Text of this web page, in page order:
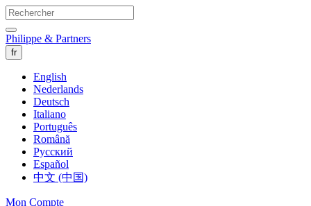
Philippe & Partners
fr
English
Nederlands
Deutsch
Italiano
Português
Română
Русский
Español
中文 (中国)
Mon Compte